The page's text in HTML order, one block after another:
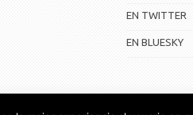
EN TWITTER
EN BLUESKY